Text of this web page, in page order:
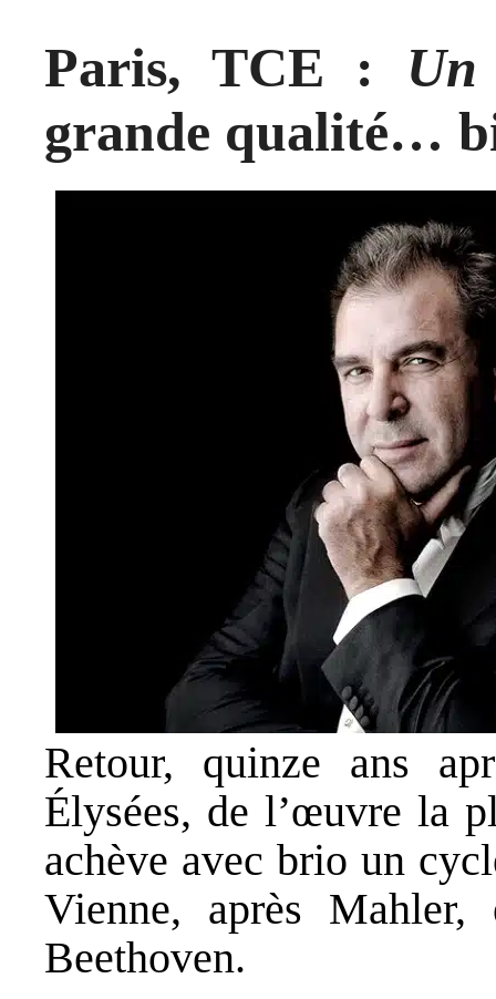
Paris, TCE : Un
grande qualité…
Retour, quinze ans
Élysées, de l’œuvre la
achève avec brio un
Vienne, après
Beethoven.